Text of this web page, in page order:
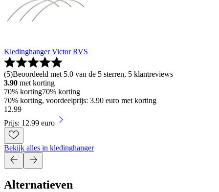
Kledinghanger Victor RVS
(5)Beoordeeld met 5.0 van de 5 sterren, 5 klantreviews
3.90 met korting
70% korting70% korting
70% korting, voordeelprijs: 3.90 euro met korting
12.99
Prijs: 12.99 euro
Bekijk alles in kledinghanger
Alternatieven